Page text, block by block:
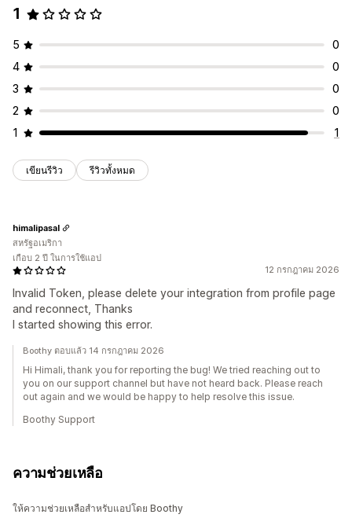
1
5
0
4
0
3
0
2
0
1
1
เขียนรีวิว รีวิวทั้งหมด
12 กรกฎาคม 2026
Invalid Token, please delete your integration from profile page
and reconnect, Thanks
I started showing this error.
himalipasal
สหรัฐอเมริกา
เกือบ 2 ปี ในการใช้แอป
Boothy ตอบแล้ว 14 กรกฎาคม 2026
Hi Himali, thank you for reporting the bug! We tried reaching out to
you on our support channel but have not heard back. Please reach
out again and we would be happy to help resolve this issue.
Boothy Support
ความช่วยเหลือ
ให้ความช่วยเหลือสำหรับแอปโดย Boothy